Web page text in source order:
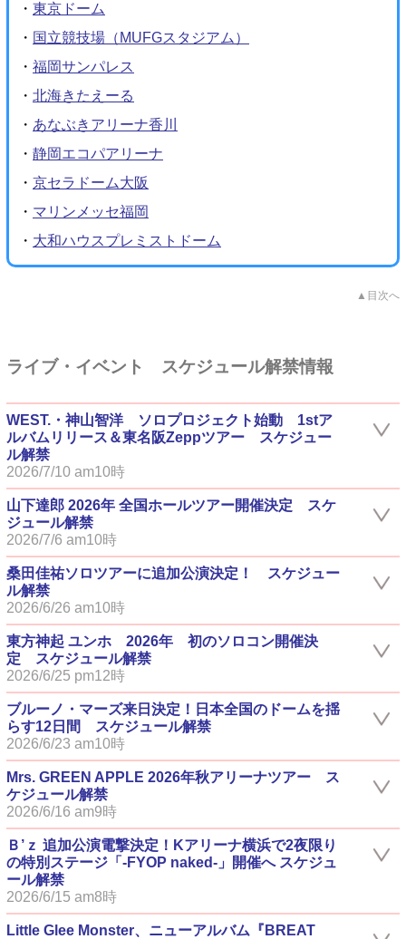
・ 東京ドーム
・ 国立競技場（MUFGスタジアム）
・ 福岡サンパレス
・ 北海きたえーる
・ あなぶきアリーナ香川
・ 静岡エコパアリーナ
・ 京セラドーム大阪
・ マリンメッセ福岡
・ 大和ハウスプレミストドーム
▲目次へ
ライブ・イベント スケジュール解禁情報
WEST.・神山智洋 ソロプロジェクト始動 1stア
ルバムリリース＆東名阪Zeppツアー スケジュー
ル解禁
2026/7/10 am10時
山下達郎 2026年 全国ホールツアー開催決定 スケ
ジュール解禁
2026/7/6 am10時
桑田佳祐ソロツアーに追加公演決定！ スケジュー
ル解禁
2026/6/26 am10時
東方神起 ユンホ 2026年 初のソロコン開催決
定 スケジュール解禁
2026/6/25 pm12時
ブルーノ・マーズ来日決定！日本全国のドームを揺
らす12日間 スケジュール解禁
2026/6/23 am10時
Mrs. GREEN APPLE 2026年秋アリーナツアー ス
ケジュール解禁
2026/6/16 am9時
Ｂ’ｚ 追加公演電撃決定！Kアリーナ横浜で2夜限り
の特別ステージ「-FYOP naked-」開催へ スケジュ
ール解禁
2026/6/15 am8時
Little Glee Monster、ニューアルバム『BREAT